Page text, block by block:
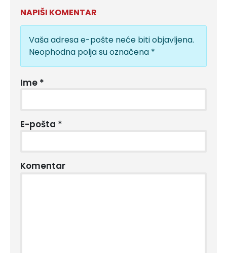
NAPIŠI KOMENTAR
Vaša adresa e-pošte neće biti objavljena.
Neophodna polja su označena *
Ime *
E-pošta *
Komentar